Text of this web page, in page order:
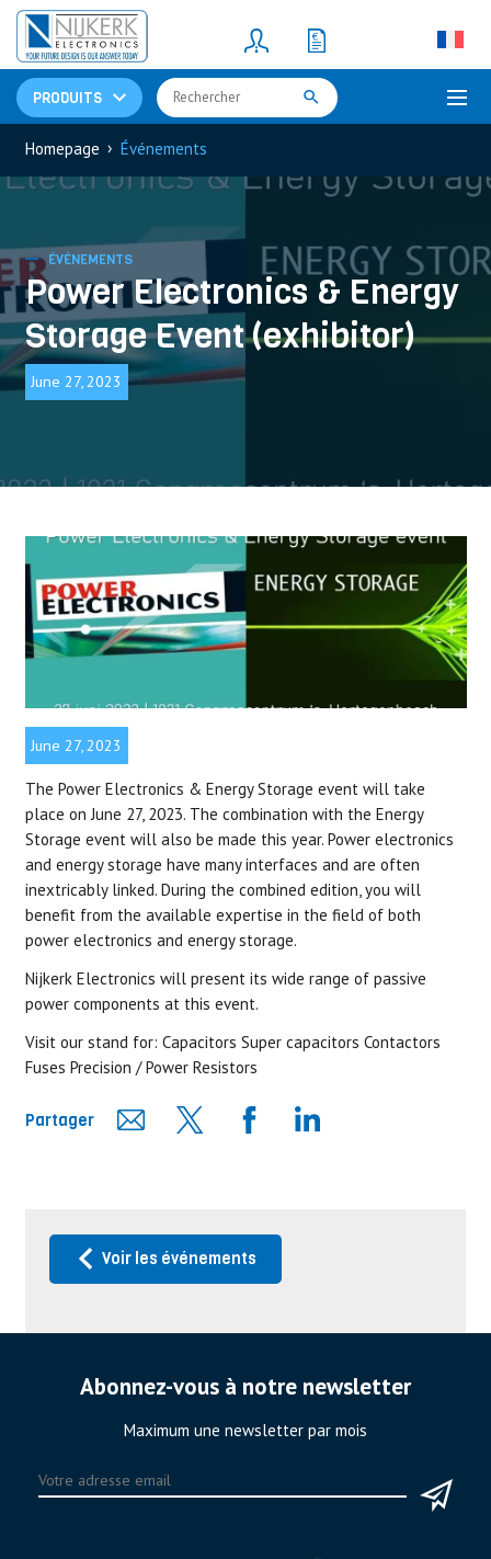
PRODUITS
Resistors(781)
Shunt Resistor
Homepage › Événements
ÉVÉNEMENTS
Power Electronics & Energy
Storage Event (exhibitor)
June 27, 2023
June 27, 2023
The Power Electronics & Energy Storage event will take
place on June 27, 2023. The combination with the Energy
Storage event will also be made this year. Power electronics
and energy storage have many interfaces and are often
inextricably linked. During the combined edition, you will
benefit from the available expertise in the field of both
power electronics and energy storage.
Nijkerk Electronics will present its wide range of passive
power components at this event.
Visit our stand for: Capacitors Super capacitors Contactors
Fuses Precision / Power Resistors
Partager
Voir les événements
Abonnez-vous à notre newsletter
Maximum une newsletter par mois